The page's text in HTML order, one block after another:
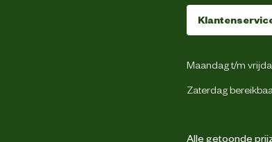
Maandag t/m
Zaterdag
Alle getoonde